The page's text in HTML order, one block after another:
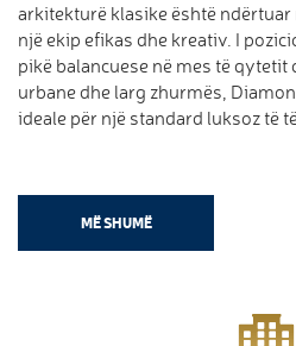
arkitekturë klasike është
një ekip efikas dhe kreativ. I
pikë balancuese në mes të qytetit
urbane dhe larg zhurmës,
ideale për një standard luksoz të
MË SHUMË